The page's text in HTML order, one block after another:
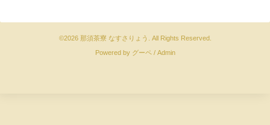
©2026 那須茶寮 なすさりょう
. All Rights Reserved.
Powered by グーペ/ Admin